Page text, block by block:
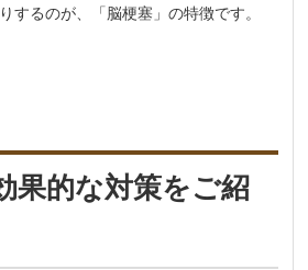
するのが、「脳梗塞」の特徴です。
果的な対策をご紹